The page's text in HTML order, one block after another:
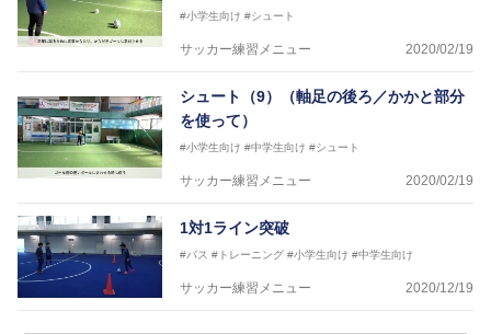
#小学生向け #シュート
サッカー練習メニュー 2020/02/19
シュート（9）（軸足の後ろ／かかと部分
を使って）
#小学生向け #中学生向け #シュート
サッカー練習メニュー 2020/02/19
1対1ライン突破
#パス #トレーニング #小学生向け #中学生向け
サッカー練習メニュー 2020/12/19